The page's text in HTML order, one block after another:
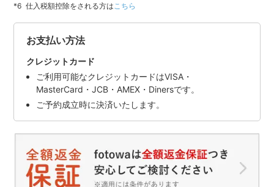
仕入税額控除をされる方はこちら
お支払い方法
クレジットカード
ご利用可能なクレジットカードはVISA・
MasterCard・JCB・AMEX・Dinersです。
ご予約成立時に決済いたします。